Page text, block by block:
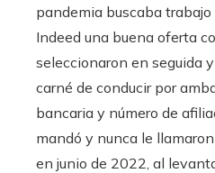
pandemia buscaba
Indeed una buena oferta
seleccionaron en seguida
carné de conducir por
bancaria y número de
mandó y nunca le
en junio de 2022, al